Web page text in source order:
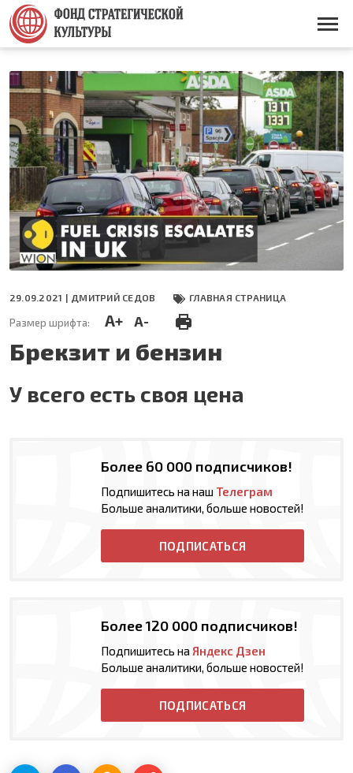
Перейти
основному
содержанию
Основная
29.09.2021 | ДМИТРИЙ СЕДОВ ГЛАВНАЯ СТРАНИЦА
Размер шрифта: A+ A-
Брекзит и бензин
У всего есть своя цена
Более 60 000 подписчиков!
Подпишитесь на наш Телеграм
Больше аналитики, больше новостей!
ПОДПИСАТЬСЯ
Более 120 000 подписчиков!
Подпишитесь на Яндекс Дзен
Больше аналитики, больше новостей!
ПОДПИСАТЬСЯ